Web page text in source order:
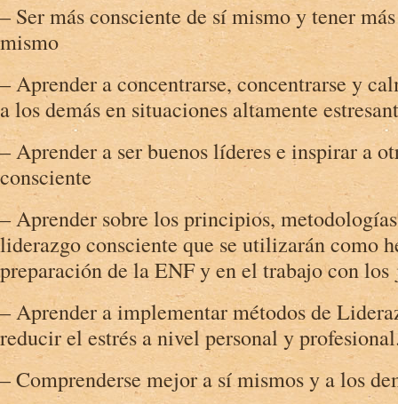
– Ser más consciente de sí mismo y tener
mismo
– Aprender a concentrarse, concentrarse y
a los demás en situaciones altamente
– Aprender a ser buenos líderes e inspirar a
consciente
– Aprender sobre los principios,
liderazgo consciente que se utilizarán como
preparación de la ENF y en el trabajo con los
– Aprender a implementar métodos de
reducir el estrés a nivel personal y
– Comprenderse mejor a sí mismos y a los